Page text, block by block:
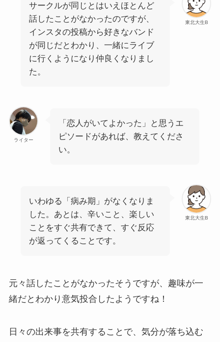
東北大生B
サークルが同じとはいえほとんど
話したことがなかったのですが、
インスタの投稿から好きなバンド
が同じだとわかり、一緒にライブ
に行くようになり仲良くなりまし
た。
ライター
「恋人がいてよかった」と思うエ
ピソードがあれば、教えてくださ
い。
東北大生B
いわゆる「病み期」がなくなりま
した。あとは、辛いこと、楽しい
ことをすぐ共有できて、すぐ反応
が返ってくることです。
元々話したことがなかったそうですが、趣味が一
緒だとわかり意気投合したようですね！
日々の出来事を共有することで、気分が落ち込む